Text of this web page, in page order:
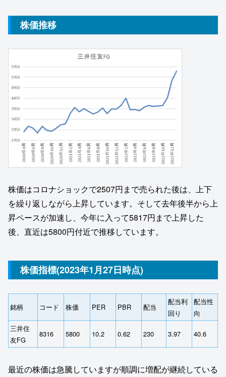
株価推移
株価はコロナショックで2507円まで売られた後は、上下
を繰り返しながら上昇しています。そして去年後半から上
昇ペースが加速し、今年に入って5817円まで上昇した
後、直近は5800円付近で推移しています。
株価指標(2023年1月27日時点)
銘柄 コード 株価 PER PBR 配当
配当利
回り
配当性
向
三井住
友FG
8316 5800 10.2 0.62 230 3.97 40.6
最近の株価は急騰していますが順調に増配が継続している